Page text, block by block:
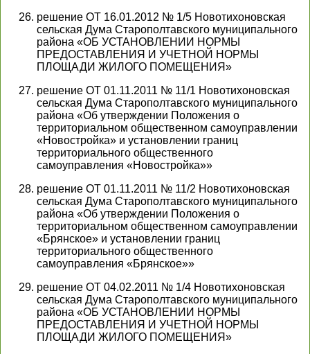
решение ОТ 16.01.2012 № 1/5 Новотихоновская
сельская Дума Старополтавского муниципального
района «ОБ УСТАНОВЛЕНИИ НОРМЫ
ПРЕДОСТАВЛЕНИЯ И УЧЕТНОЙ НОРМЫ
ПЛОЩАДИ ЖИЛОГО ПОМЕЩЕНИЯ»
решение ОТ 01.11.2011 № 11/1 Новотихоновская
сельская Дума Старополтавского муниципального
района «Об утверждении Положения о
территориальном общественном самоуправлении
«Новостройка» и установлении границ
территориального общественного
самоуправления «Новостройка»»
решение ОТ 01.11.2011 № 11/2 Новотихоновская
сельская Дума Старополтавского муниципального
района «Об утверждении Положения о
территориальном общественном самоуправлении
«Брянское» и установлении границ
территориального общественного
самоуправления «Брянское»»
решение ОТ 04.02.2011 № 1/4 Новотихоновская
сельская Дума Старополтавского муниципального
района «ОБ УСТАНОВЛЕНИИ НОРМЫ
ПРЕДОСТАВЛЕНИЯ И УЧЕТНОЙ НОРМЫ
ПЛОЩАДИ ЖИЛОГО ПОМЕЩЕНИЯ»